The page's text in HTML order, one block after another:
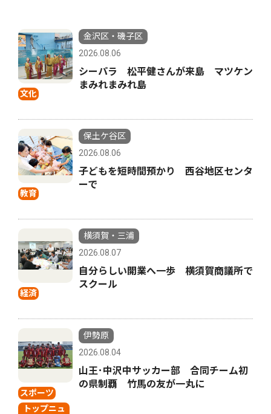
文化
金沢区・磯子区
2026.08.06
シーパラ 松平健さんが来島 マツケン
まみれまみれ島
教育
保土ケ谷区
2026.08.06
子どもを短時間預かり 西谷地区センタ
ーで
経済
横須賀・三浦
2026.08.07
自分らしい開業へ一歩 横須賀商議所で
スクール
スポーツ
トップニュ
伊勢原
2026.08.04
山王･中沢中サッカー部 合同チーム初
の県制覇 竹馬の友が一丸に